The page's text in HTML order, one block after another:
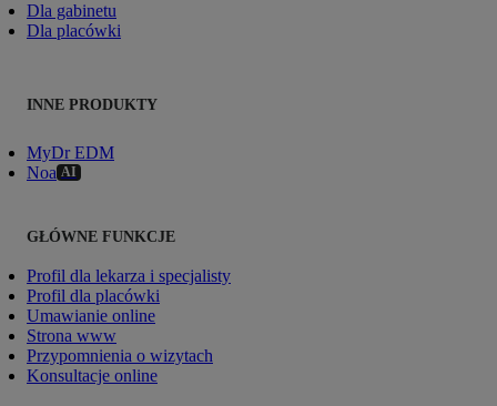
Dla gabinetu
Dla placówki
INNE PRODUKTY
MyDr EDM
Noa AI
GŁÓWNE FUNKCJE
Profil dla lekarza i specjalisty
Profil dla placówki
Umawianie online
Strona www
Przypomnienia o wizytach
Konsultacje online